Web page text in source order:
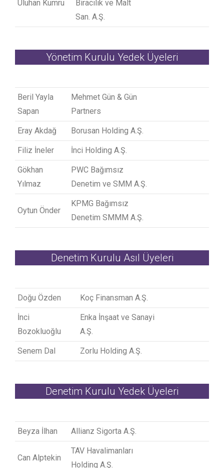
Uluhan Kumru
Biracılık ve Malt
San. A.Ş.
Yönetim Kurulu Yedek Üyeleri
Beril Yayla
Sapan
Mehmet Gün & Gün
Partners
Eray Akdağ Borusan Holding A.Ş.
Filiz İneler İnci Holding A.Ş.
Gökhan
Yılmaz
PWC Bağımsız
Denetim ve SMM A.Ş.
Oytun Önder
KPMG Bağımsız
Denetim SMMM A.Ş.
Denetim Kurulu Asıl Üyeleri
Doğu Özden Koç Finansman A.Ş.
İnci
Bozokluoğlu
Enka İnşaat ve Sanayi
A.Ş.
Senem Dal Zorlu Holding A.Ş.
Denetim Kurulu Yedek Üyeleri
Beyza İlhan Allianz Sigorta A.Ş.
Can Alptekin
TAV Havalimanları
Holding A.Ş.